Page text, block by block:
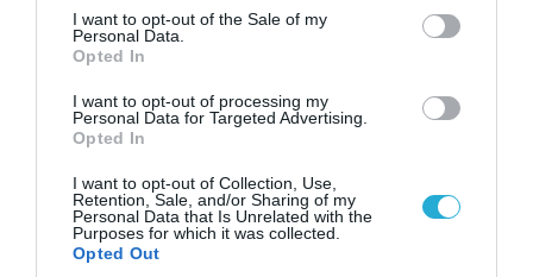
consent section.
I want to opt-out of the Sale of my
Personal Data.
Opted In
I want to opt-out of processing my
Personal Data for Targeted Advertising.
Opted In
I want to opt-out of Collection, Use,
Retention, Sale, and/or Sharing of my
Personal Data that Is Unrelated with the
Purposes for which it was collected.
Opted Out
06.08.2026 | 14:02